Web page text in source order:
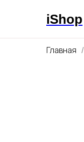
iShop
Главная /